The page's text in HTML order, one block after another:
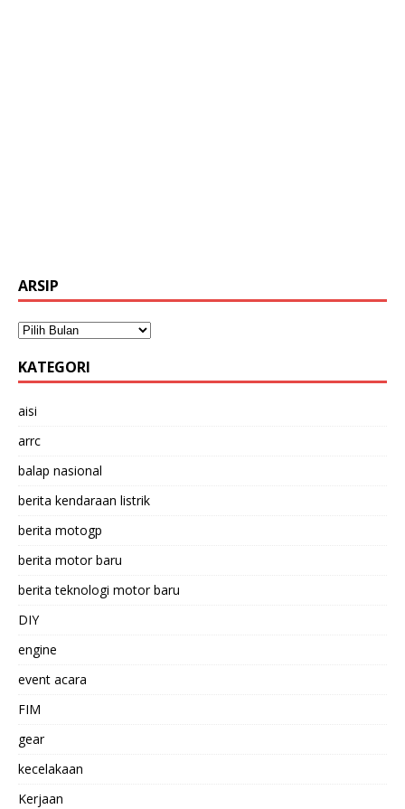
ARSIP
KATEGORI
aisi
arrc
balap nasional
berita kendaraan listrik
berita motogp
berita motor baru
berita teknologi motor baru
DIY
engine
event acara
FIM
gear
kecelakaan
Kerjaan